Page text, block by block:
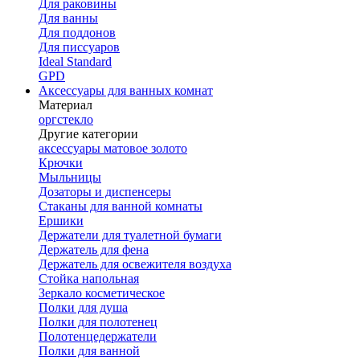
Для раковины
Для ванны
Для поддонов
Для писсуаров
Ideal Standard
GPD
Аксессуары для ванных комнат
Материал
оргстекло
Другие категории
аксессуары матовое золото
Крючки
Мыльницы
Дозаторы и диспенсеры
Стаканы для ванной комнаты
Ершики
Держатели для туалетной бумаги
Держатель для фена
Держатель для освежителя воздуха
Стойка напольная
Зеркало косметическое
Полки для душа
Полки для полотенец
Полотенцедержатели
Полки для ванной